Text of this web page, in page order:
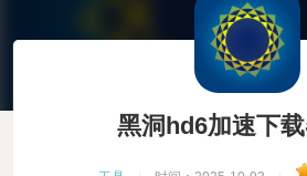
黑洞hd6加速下